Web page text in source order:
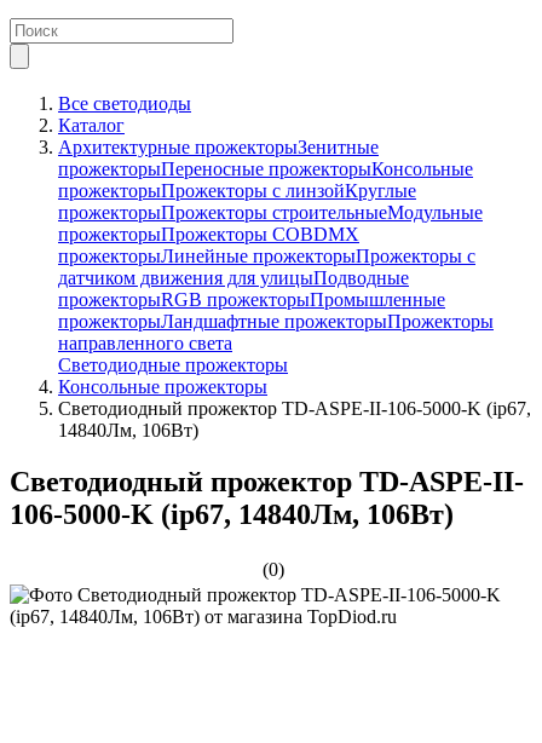
Все светодиоды
Каталог
Архитектурные прожекторыЗенитные
прожекторыПереносные прожекторыКонсольные
прожекторыПрожекторы с линзойКруглые
прожекторыПрожекторы строительныеМодульные
прожекторыПрожекторы COBDMX
прожекторыЛинейные прожекторыПрожекторы с
датчиком движения для улицыПодводные
прожекторыRGB прожекторыПромышленные
прожекторыЛандшафтные прожекторыПрожекторы
направленного света
Светодиодные прожекторы
Консольные прожекторы
Светодиодный прожектор TD-ASPE-II-106-5000-K (ip67,
14840Лм, 106Вт)
Светодиодный прожектор TD-ASPE-II-
106-5000-K (ip67, 14840Лм, 106Вт)
(0)